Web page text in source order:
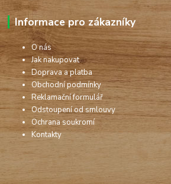
Informace pro zákazníky
O nás
Jak nakupovat
Doprava a platba
Obchodní podmínky
Reklamační formulář
Odstoupení od smlouvy
Ochrana soukromí
Kontakty